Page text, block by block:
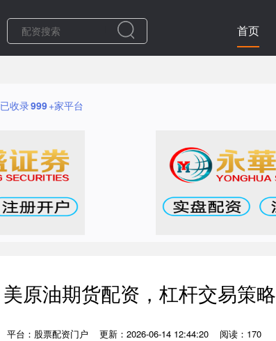
首页
已收录999+家平台
美原油期货配资，杠杆交易策略
平台：股票配资门户 更新：2026-06-14 12:44:20 阅读：170